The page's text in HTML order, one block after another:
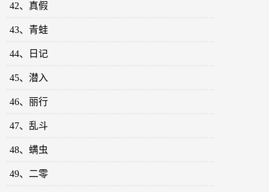
42、真假
43、青蛙
44、日记
45、潜入
46、丽行
47、乱斗
48、螨虫
49、二零